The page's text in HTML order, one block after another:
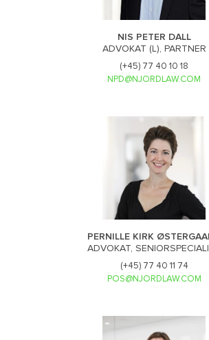
NIS PETER DALL
ADVOKAT (L), PARTNER
(+45) 77 40 10 18
NPD@NJORDLAW.COM
PERNILLE KIRK
ADVOKAT,
(+45) 77 40 11 74
POS@NJORDLAW.COM